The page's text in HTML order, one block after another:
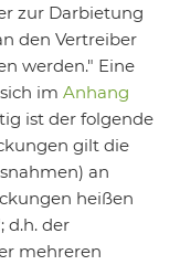
zur Darbietung
den Vertreiber
werden." Eine
im Anhang
ist der folgende
gilt die
an
heißen
d.h. der
mehreren